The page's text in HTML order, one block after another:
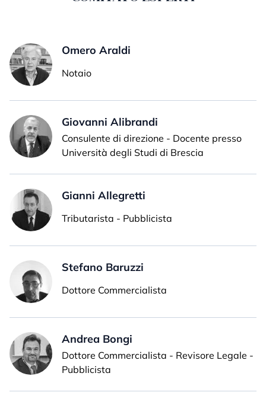
Omero Araldi
Notaio
Giovanni Alibrandi
Consulente di direzione - Docente presso
Università degli Studi di Brescia
Gianni Allegretti
Tributarista - Pubblicista
Stefano Baruzzi
Dottore Commercialista
Andrea Bongi
Dottore Commercialista - Revisore Legale -
Pubblicista